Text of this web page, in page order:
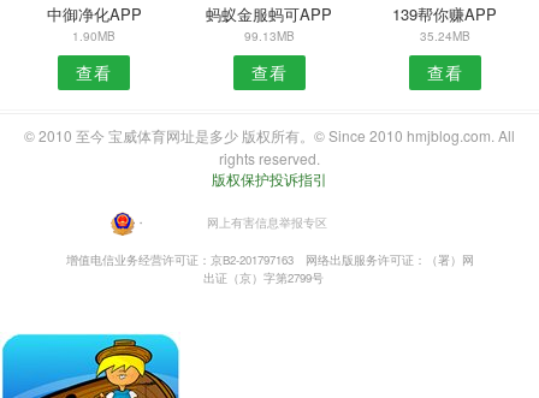
中御净化APP
1.90MB
查看
蚂蚁金服蚂可APP
99.13MB
查看
139帮你赚APP
35.24MB
查看
© 2010 至今 宝威体育网址是多少 版权所有。© Since 2010 hmjblog.com. All
rights reserved.
版权保护投诉指引
・ 网上有害信息举报专区
增值电信业务经营许可证：京B2-201797163
网络出版服务许可证：（署）网
出证（京）字第2799号